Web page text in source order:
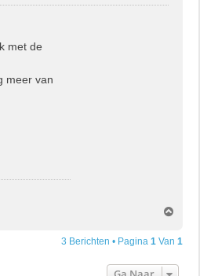
met de
meer van
h
o
3 Berichten • Pagina 1 Van 1